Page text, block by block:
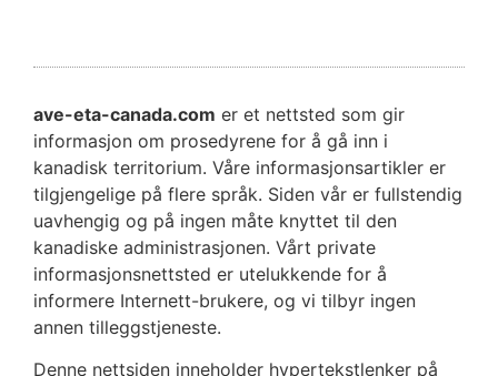
ave-eta-canada.com er et nettsted som gir
informasjon om prosedyrene for å gå inn i
kanadisk territorium. Våre informasjonsartikler er
tilgjengelige på flere språk. Siden vår er fullstendig
uavhengig og på ingen måte knyttet til den
kanadiske administrasjonen. Vårt private
informasjonsnettsted er utelukkende for å
informere Internett-brukere, og vi tilbyr ingen
annen tilleggstjeneste.
Denne nettsiden inneholder hypertekstlenker på